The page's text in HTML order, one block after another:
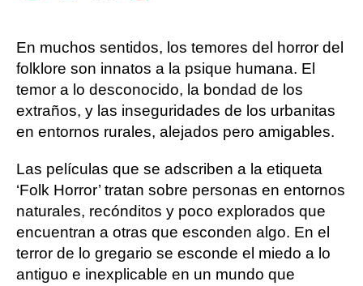
En muchos sentidos, los temores del horror del
folklore son innatos a la psique humana. El
temor a lo desconocido, la bondad de los
extraños, y las inseguridades de los urbanitas
en entornos rurales, alejados pero amigables.
Las películas que se adscriben a la etiqueta
‘Folk Horror’ tratan sobre personas en entornos
naturales, recónditos y poco explorados que
encuentran a otras que esconden algo. En el
terror de lo gregario se esconde el miedo a lo
antiguo e inexplicable en un mundo que